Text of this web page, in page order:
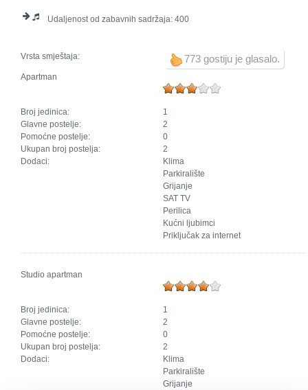
Udaljenost od zabavnih sadržaja: 400
773 gostiju je glasalo.
Vrsta smještaja:
Apartman
Broj jedinica:
1
Glavne postelje:
2
Pomoćne postelje:
0
Ukupan broj postelja:
2
Dodaci:
Klima
Parkiralište
Grijanje
SAT TV
Perilica
Kućni ljubimci
Priključak za internet
Studio apartman
Broj jedinica:
1
Glavne postelje:
2
Pomoćne postelje:
0
Ukupan broj postelja:
2
Dodaci:
Klima
Parkiralište
Grijanje